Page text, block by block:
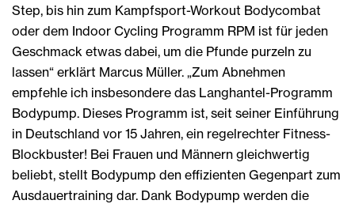
Step, bis hin zum Kampfsport-Workout Bodycombat
oder dem Indoor Cycling Programm RPM ist für jeden
Geschmack etwas dabei, um die Pfunde purzeln zu
lassen“ erklärt Marcus Müller. „Zum Abnehmen
empfehle ich insbesondere das Langhantel-Programm
Bodypump. Dieses Programm ist, seit seiner Einführung
in Deutschland vor 15 Jahren, ein regelrechter Fitness-
Blockbuster! Bei Frauen und Männern gleichwertig
beliebt, stellt Bodypump den effizienten Gegenpart zum
Ausdauertraining dar. Dank Bodypump werden die